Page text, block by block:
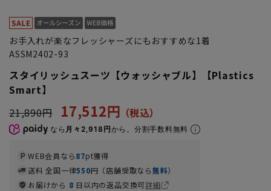
お手入れが楽なフレッシャーズにもおすすめな1着
ASSM2402-93
スタイリッシュスーツ【ウォッシャブル】【Plastics
Smart】
21,890円
17,512円
なら 月々2,918円から。分割手数料無料
WEB会員なら87pt獲得
送料 全国一律550円（店舗受取なら無料）
お届けから 8 日以内の返品交換可詳細